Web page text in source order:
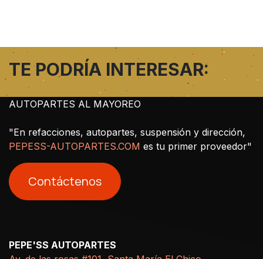
TE PODRÍA INTERESAR:
AUTOPARTES AL MAYOREO
"En refacciones, autopartes, suspensión y dirección,
PEPESS-AUTOPARTES.COM es tu primer proveedor"
Contáctenos
PEPE'SS AUTOPARTES